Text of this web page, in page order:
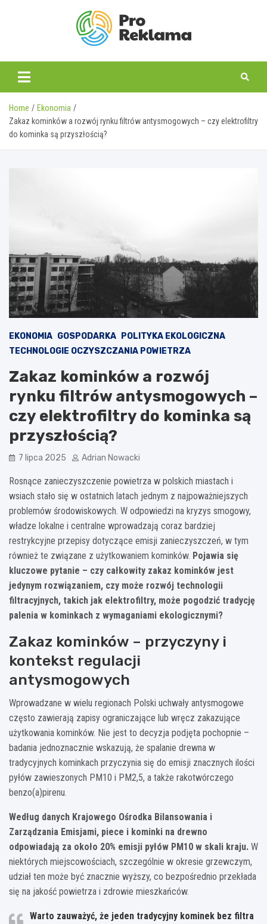
proreklama.pl
Home
Ekonomia
Zakaz kominków a rozwój rynku filtrów antysmogowych – czy elektrofiltry
do kominka są przyszłością?
EKONOMIA GOSPODARKA
POLITYKA EKOLOGICZNA
TECHNOLOGIE OCZYSZCZANIA POWIETRZA
Zakaz kominków a rozwój
rynku filtrów antysmogowych –
czy elektrofiltry do kominka są
przyszłością?
7 lipca 2025 Adrian Nowacki
Rosnące zanieczyszczenie powietrza w polskich miastach i
wsiach stało się w ostatnich latach jednym z najpoważniejszych
problemów środowiskowych. W odpowiedzi na kryzys smogowy,
władze lokalne i centralne wprowadzają coraz bardziej
restrykcyjne przepisy dotyczące emisji zanieczyszczeń, w tym
również te związane z użytkowaniem kominków. Pojawia się
kluczowe pytanie – czy całkowity zakaz kominków jest
jedynym rozwiązaniem, czy może rozwój technologii
filtracyjnych, takich jak elektrofiltry, może pogodzić tradycję
palenia w kominkach z wymaganiami ekologicznymi?
Zakaz kominków – przyczyny i
kontekst regulacji
antysmogowych
Wprowadzane w wielu regionach Polski uchwały antysmogowe
często zawierają zapisy ograniczające lub wręcz zakazujące
użytkowania kominków. Nie jest to decyzja podjęta pochopnie –
badania jednoznacznie wskazują, że spalanie drewna w
tradycyjnych kominkach przyczynia się do emisji znacznych ilości
pyłów zawieszonych PM10 i PM2,5, a także rakotwórczego
benzo(a)pirenu.
Według danych Krajowego Ośrodka Bilansowania i
Zarządzania Emisjami, piece i kominki na drewno
odpowiadają za około 20% emisji pyłów PM10 w skali kraju. W
niektórych miejscowościach, szczególnie w okresie grzewczym,
udział ten może być znacznie wyższy, co bezpośrednio przekłada
się na jakość powietrza i zdrowie mieszkańców.
Warto zauważyć, że jeden tradycyjny kominek bez filtra